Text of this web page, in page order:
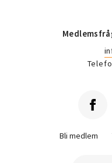
Bli medlem